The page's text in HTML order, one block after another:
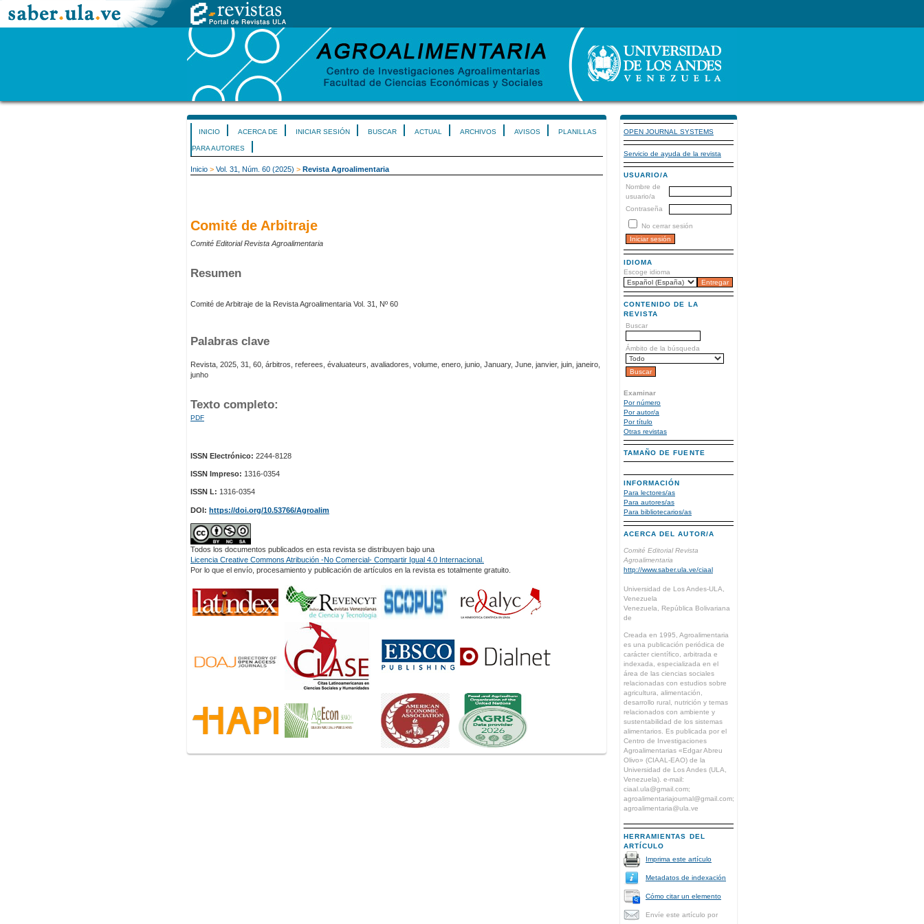
OPEN JOURNAL SYSTEMS
Servicio de ayuda de la revista
USUARIO/A
Nombre de
usuario/a
Contraseña
No cerrar sesión
IDIOMA
Escoge idioma
CONTENIDO DE LA
REVISTA
Buscar
Ámbito de la búsqueda
Examinar
Por número
Por autor/a
Por título
Otras revistas
TAMAÑO DE FUENTE
INFORMACIÓN
Para lectores/as
Para autores/as
Para bibliotecarios/as
ACERCA DEL AUTOR/A
Comité Editorial Revista
Agroalimentaria
http://www.saber.ula.ve/ciaal
Universidad de Los Andes-ULA,
Venezuela
Venezuela, República Bolivariana
de
Creada en 1995, Agroalimentaria
es una publicación periódica de
carácter científico, arbitrada e
indexada, especializada en el
área de las ciencias sociales
relacionadas con estudios sobre
agricultura, alimentación,
desarrollo rural, nutrición y temas
relacionados con ambiente y
sustentabilidad de los sistemas
alimentarios. Es publicada por el
Centro de Investigaciones
Agroalimentarias «Edgar Abreu
Olivo» (CIAAL-EAO) de la
Universidad de Los Andes (ULA,
Venezuela). e-mail:
ciaal.ula@gmail.com;
agroalimentariajournal@gmail.com;
agroalimentaria@ula.ve
HERRAMIENTAS DEL
ARTÍCULO
Imprima este artículo
Metadatos de indexación
Cómo citar un elemento
Envíe este artículo por
INICIO ACERCA DE INICIAR SESIÓN BUSCAR ACTUAL ARCHIVOS AVISOS PLANILLAS
PARA AUTORES
Inicio > Vol. 31, Núm. 60 (2025) > Revista Agroalimentaria
Comité de Arbitraje
Comité Editorial Revista Agroalimentaria
Resumen
Comité de Arbitraje de la Revista Agroalimentaria Vol. 31, Nº 60
Palabras clave
Revista, 2025, 31, 60, árbitros, referees, évaluateurs, avaliadores, volume, enero, junio, January, June, janvier, juin, janeiro,
junho
Texto completo:
PDF
ISSN Electrónico: 2244-8128
ISSN Impreso: 1316-0354
ISSN L: 1316-0354
DOI: https://doi.org/10.53766/Agroalim
Todos los documentos publicados en esta revista se distribuyen bajo una
Licencia Creative Commons Atribución -No Comercial- Compartir Igual 4.0 Internacional.
Por lo que el envío, procesamiento y publicación de artículos en la revista es totalmente gratuito.